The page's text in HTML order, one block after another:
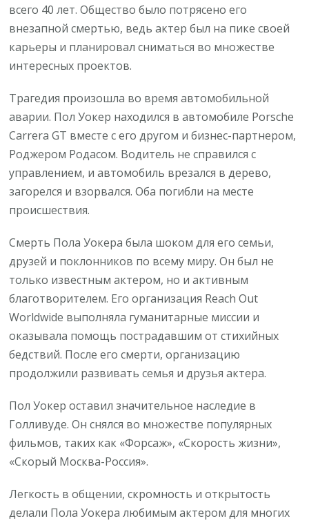
всего 40 лет. Общество было потрясено его
внезапной смертью, ведь актер был на пике своей
карьеры и планировал сниматься во множестве
интересных проектов.
Трагедия произошла во время автомобильной
аварии. Пол Уокер находился в автомобиле Porsche
Carrera GT вместе с его другом и бизнес-партнером,
Роджером Родасом. Водитель не справился с
управлением, и автомобиль врезался в дерево,
загорелся и взорвался. Оба погибли на месте
происшествия.
Смерть Пола Уокера была шоком для его семьи,
друзей и поклонников по всему миру. Он был не
только известным актером, но и активным
благотворителем. Его организация Reach Out
Worldwide выполняла гуманитарные миссии и
оказывала помощь пострадавшим от стихийных
бедствий. После его смерти, организацию
продолжили развивать семья и друзья актера.
Пол Уокер оставил значительное наследие в
Голливуде. Он снялся во множестве популярных
фильмов, таких как «Форсаж», «Скорость жизни»,
«Скорый Москва-Россия».
Легкость в общении, скромность и открытость
делали Пола Уокера любимым актером для многих